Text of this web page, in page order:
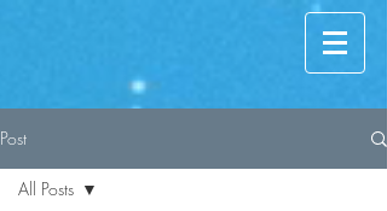
Post
All Posts